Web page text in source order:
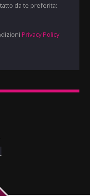
da te preferita:
Privacy Policy